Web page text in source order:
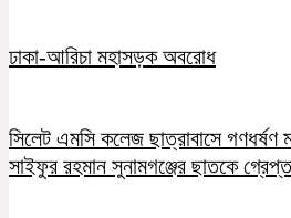
ঢাকা-আরিচা মহাসড়ক অবরোধ
সিলেট এমসি কলেজ ছাত্রাবাসে গণধর্ষণ
সাইফুর রহমান সুনামগঞ্জের ছাতকে